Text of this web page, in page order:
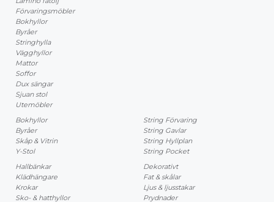
Förvaringsmöbler
Bokhyllor
Byråer
Stringhylla
Vägghyllor
Mattor
Soffor
Dux sängar
Sjuan stol
Utemöbler
Bokhyllor
Byråer
Skåp & Vitrin
Y-Stol
String Förvaring
String Gavlar
String Hyllplan
String Pocket
Hallbänkar
Klädhängare
Krokar
Sko- & hatthyllor
Dekorativt
Fat & skålar
Ljus & ljusstakar
Prydnader